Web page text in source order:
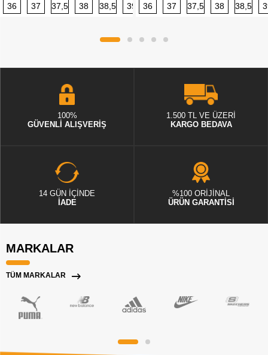
36 37 37,5 38 38,5 39 40 40,5 41 42 42,5
36 37 37,5 38 38,5
100%
GÜVENLİ ALIŞVERİŞ
1.500 TL VE ÜZERİ
KARGO BEDAVA
14 GÜN İÇİNDE
İADE
%100 ORİJİNAL
ÜRÜN GARANTİSİ
MARKALAR
TÜM MARKALAR